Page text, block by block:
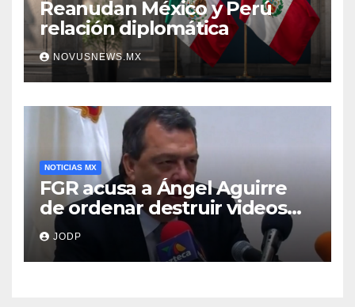
Reanudan México y Perú
relación diplomática
NOVUSNEWS.MX
NOTICIAS MX
FGR acusa a Ángel Aguirre
de ordenar destruir videos
clave del caso Ayotzinapa
JODP